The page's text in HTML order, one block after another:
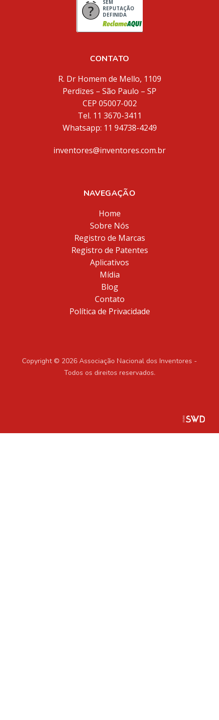
SEM
REPUTAÇÃO
DEFINIDA
CONTATO
R. Dr Homem de Mello, 1109
Perdizes – São Paulo – SP
CEP 05007-002
Tel. 11 3670-3411
Whatsapp: 11 94738-4249
inventores@inventores.com.br
NAVEGAÇÃO
Home
Sobre Nós
Registro de Marcas
Registro de Patentes
Aplicativos
Mídia
Blog
Contato
Política de Privacidade
Copyright © 2026 Associação Nacional dos Inventores -
Todos os direitos reservados.